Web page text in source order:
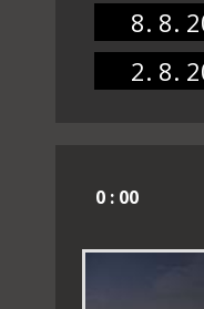
8. 8.
2. 8.
0 : 00